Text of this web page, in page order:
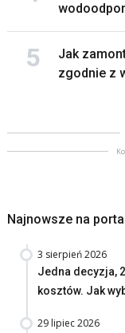
– komfort,
i automatyzacja
22 lipiec 2026
Jak
zgodnie z
Najnowsze na
3 sierpień 2026
Jedna decyzja,
kosztów. Jak
29 lipiec 2026